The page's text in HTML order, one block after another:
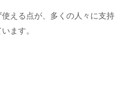
える点が、多くの人々に支持
ます。